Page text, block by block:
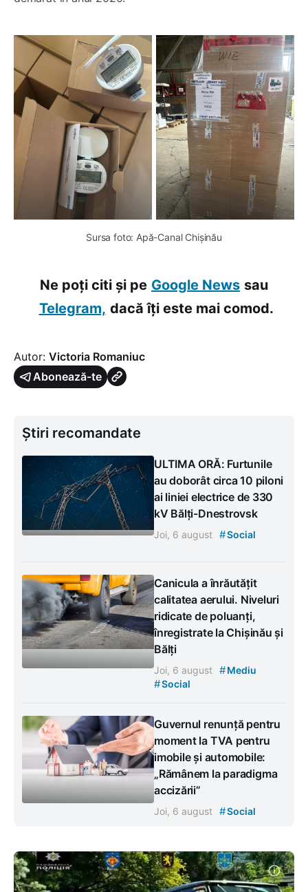
Sursa foto: Apă-Canal Chișinău
Ne poți citi și pe Google News sau
Telegram, dacă îți este mai comod.
Autor: Victoria Romaniuc
Abonează-te
Știri recomandate
ULTIMA ORĂ: Furtunile
au doborât circa 10 piloni
ai liniei electrice de 330
kV Bălți-Dnestrovsk
Joi, 6 august #Social
Canicula a înrăutățit
calitatea aerului. Niveluri
ridicate de poluanți,
înregistrate la Chișinău și
Bălți
Joi, 6 august #Mediu
#Social
Guvernul renunță pentru
moment la TVA pentru
imobile și automobile:
„Rămânem la paradigma
accizării”
Joi, 6 august #Social